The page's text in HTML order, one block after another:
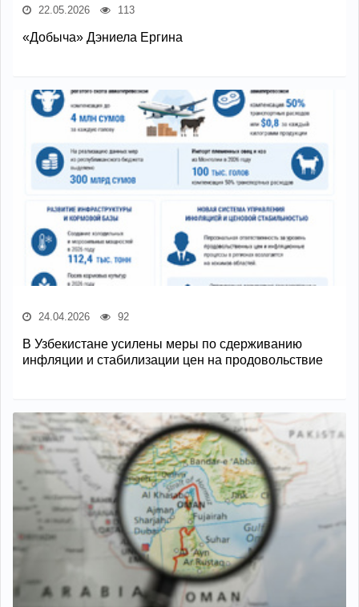
22.05.2026 113
«Добыча» Дэниела Ергина
24.04.2026 92
В Узбекистане усилены меры по сдерживанию
инфляции и стабилизации цен на продовольствие